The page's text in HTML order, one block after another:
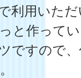
利用いた
と作って
ですので